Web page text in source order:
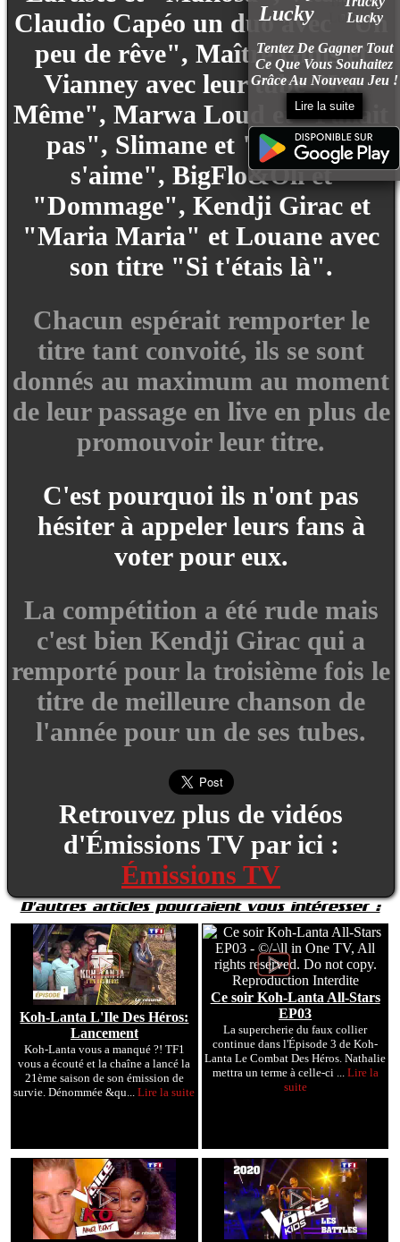
Lucky
Tentez De Gagner Tout
Ce Que Vous Souhaitez
Grâce Au Nouveau Jeu !
Lire la suite
Claudio Capéo un duo avec "Un
peu de rêve", Maître Gims et
Vianney avec leur tube "La
Même", Marwa Loud et "Fallait
pas", Slimane et "Viens on
s'aime", BigFlo&Oli et
"Dommage", Kendji Girac et
"Maria Maria" et Louane avec
son titre "Si t'étais là".
Chacun espérait remporter le
titre tant convoité, ils se sont
donnés au maximum au moment
de leur passage en live en plus de
promouvoir leur titre.
C'est pourquoi ils n'ont pas
hésiter à appeler leurs fans à
voter pour eux.
La compétition a été rude mais
c'est bien Kendji Girac qui a
remporté pour la troisième fois le
titre de meilleure chanson de
l'année pour un de ses tubes.
Retrouvez plus de vidéos
d'Émissions TV par ici :
Émissions TV
D'autres articles pourraient vous intéresser :
Koh-Lanta L'Ile Des Héros:
Lancement
Koh-Lanta vous a manqué ?! TF1
vous a écouté et la chaîne a lancé la
21ème saison de son émission de
survie. Dénommée &qu...Lire la suite
Ce soir Koh-Lanta All-Stars
EP03
La supercherie du faux collier
continue dans l'Épisode 3 de Koh-
Lanta Le Combat Des Héros. Nathalie
mettra un terme à celle-ci ... Lire la
suite